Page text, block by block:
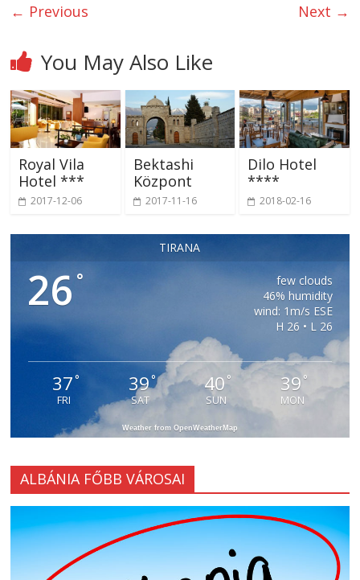
← Previous Next →
You May Also Like
Royal Vila
Hotel ***
2017-12-06
Bektashi
Központ
2017-11-16
Dilo Hotel
****
2018-02-16
TIRANA
26 °
few clouds
46% humidity
wind: 1m/s ESE
H 26 • L 26
37°
FRI
39°
SAT
40 °
SUN
39 °
MON
Weather from OpenWeatherMap
ALBÁNIA FŐBB VÁROSAI